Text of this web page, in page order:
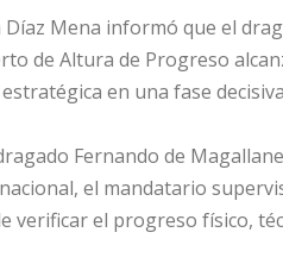
Díaz Mena informó que el
de Altura de Progreso
en una fase
Fernando de
el mandatario
verificar el progreso físico,